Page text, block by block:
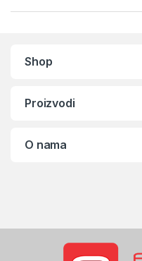
Shop
Proizvodi
O nama